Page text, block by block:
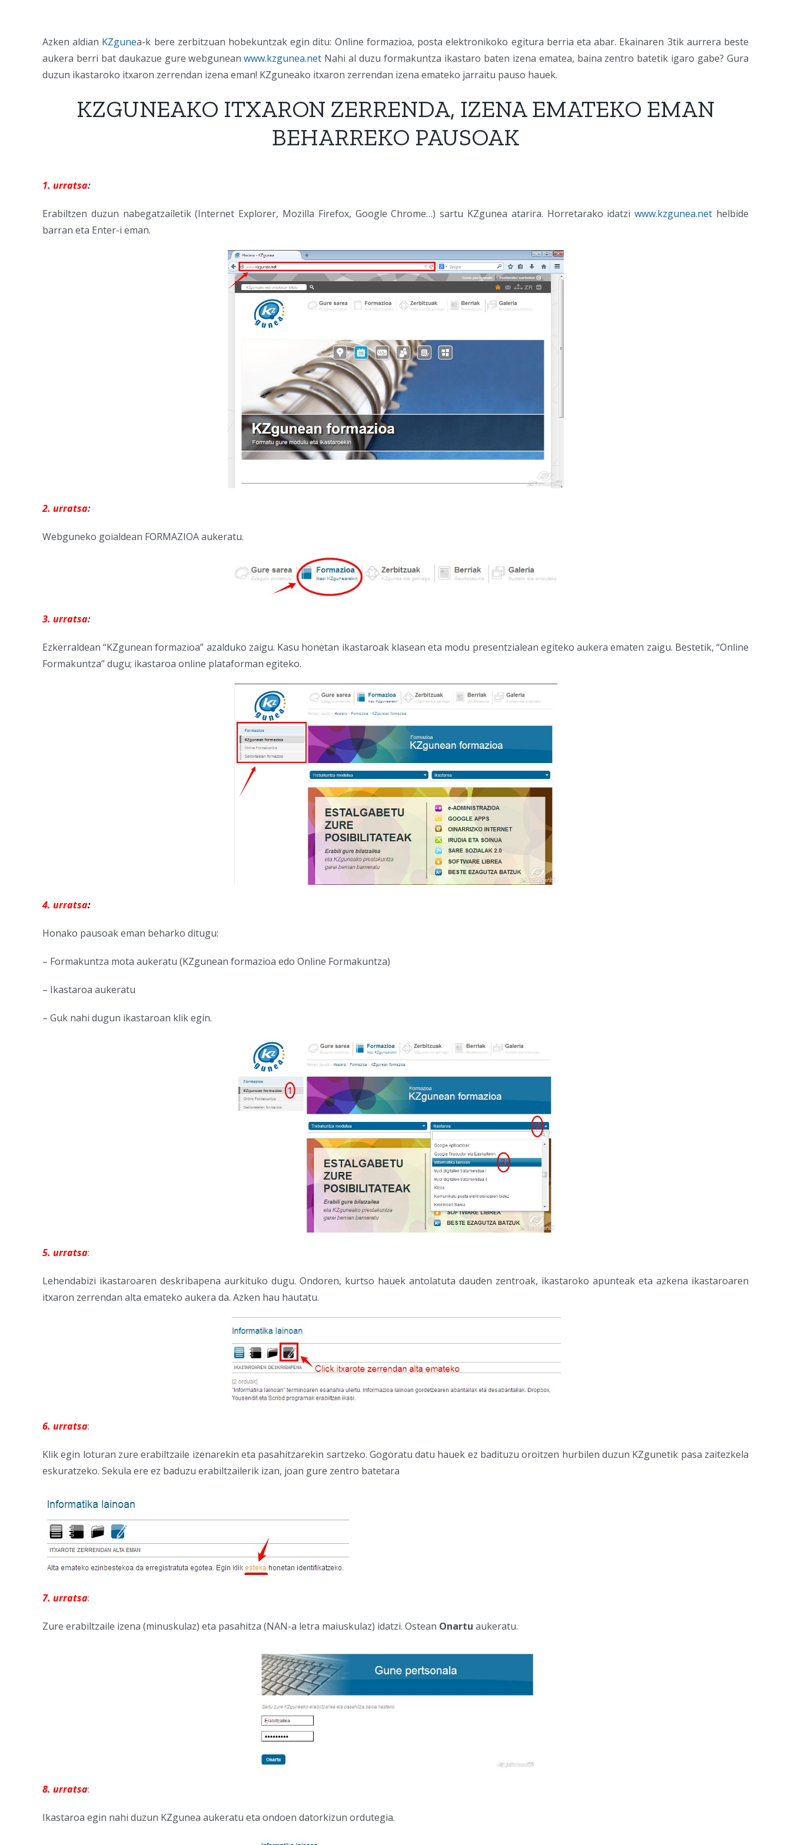
Azken aldian KZgunea-k bere zerbitzuan hobekuntzak egin ditu: Online formazioa, posta elektronikoko egitura berria eta abar. Ekainaren 3tik aurrera beste
aukera berri bat daukazue gure webguneanwww.kzgunea.net Nahi al duzu formakuntza ikastaro baten izena ematea, baina zentro batetik igaro gabe? Gura
duzun ikastaroko itxaron zerrendan izena eman! KZguneako itxaron zerrendan izena emateko jarraitu pauso hauek.
KZGUNEAKO ITXARON ZERRENDA, IZENA EMATEKO EMAN
BEHARREKO PAUSOAK
1. urratsa:
Erabiltzen duzun nabegatzailetik (Internet Explorer, Mozilla Firefox, Google Chrome…) sartu KZgunea atarira. Horretarako idatziwww.kzgunea.net helbide
barran eta Enter-i eman.
2. urratsa:
Webguneko goialdean FORMAZIOA aukeratu.
3. urratsa:
Ezkerraldean “KZgunean formazioa” azalduko zaigu. Kasu honetan ikastaroak klasean eta modu presentzialean egiteko aukera ematen zaigu. Bestetik, “Online
Formakuntza” dugu; ikastaroa online plataforman egiteko.
4. urratsa:
Honako pausoak eman beharko ditugu:
– Formakuntza mota aukeratu (KZgunean formazioa edo Online Formakuntza)
– Ikastaroa aukeratu
– Guk nahi dugun ikastaroan klik egin.
5. urratsa:
Lehendabizi ikastaroaren deskribapena aurkituko dugu. Ondoren, kurtso hauek antolatuta dauden zentroak, ikastaroko apunteak eta azkena ikastaroaren
itxaron zerrendan alta emateko aukera da. Azken hau hautatu.
6. urratsa:
Klik egin loturan zure erabiltzaile izenarekin eta pasahitzarekin sartzeko. Gogoratu datu hauek ez badituzu oroitzen hurbilen duzun KZgunetik pasa zaitezkela
eskuratzeko. Sekula ere ez baduzu erabiltzailerik izan, joan gure zentro batetara
7. urratsa:
Zure erabiltzaile izena (minuskulaz) eta pasahitza (NAN-a letra maiuskulaz) idatzi. Ostean Onartu aukeratu.
8. urratsa:
Ikastaroa egin nahi duzun KZgunea aukeratu eta ondoen datorkizun ordutegia.